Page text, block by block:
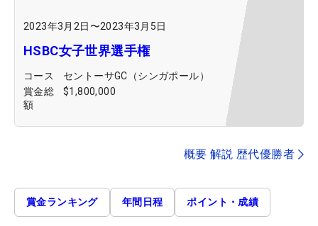
2023年3月2日 〜2023年3月5日
HSBC女子世界選手権
コース
セントーサGC（シンガポール）
賞金総
額
$1,800,000
概要 解説 歴代優勝者
賞金ランキング 年間日程 ポイント・成績